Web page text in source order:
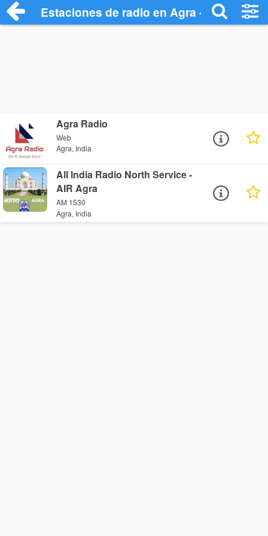
Estaciones de radio en Agra - Escuchar
Agra Radio
Web
Agra, India
All India Radio North Service -
AIR Agra
AM 1530
Agra, India